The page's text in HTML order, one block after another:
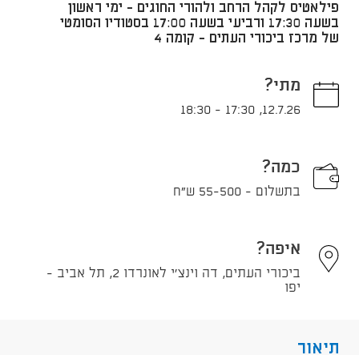
פילאטיס לקהל הרחב ולהורי החוגים - ימי ראשון
בשעה 17:30 ורביעי בשעה 17:00 בסטודיו הסומטי
של מרכז ביכורי העתים - קומה 4
מתי?
12.7.26
,
17:30
-
18:30
כמה?
בתשלום - 55-500 ש"ח
איפה?
ביכורי העתים, דה וינצ'י לאונרדו 2, תל אביב -
יפו
תיאור